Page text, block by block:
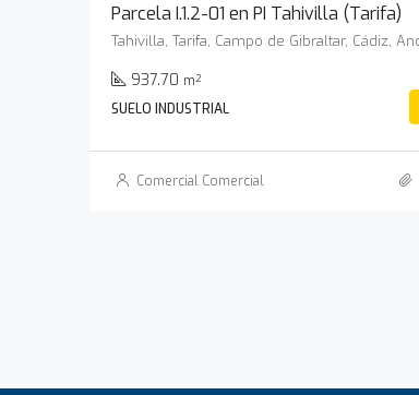
Parcela I.1.2-01 en PI Tahivilla (Tarifa)
937.70 m²
SUELO INDUSTRIAL
Comercial Comercial